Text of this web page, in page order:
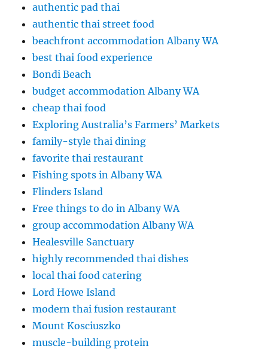
authentic pad thai
authentic thai street food
beachfront accommodation Albany WA
best thai food experience
Bondi Beach
budget accommodation Albany WA
cheap thai food
Exploring Australia’s Farmers’ Markets
family-style thai dining
favorite thai restaurant
Fishing spots in Albany WA
Flinders Island
Free things to do in Albany WA
group accommodation Albany WA
Healesville Sanctuary
highly recommended thai dishes
local thai food catering
Lord Howe Island
modern thai fusion restaurant
Mount Kosciuszko
muscle-building protein